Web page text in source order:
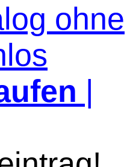
ohne
|